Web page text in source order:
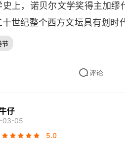
影响真正的局。就需要自己
这样的。
史上，诺贝尔文学奖得主加
世纪整个西方文坛具有划时
节
评论
仔
03-05
5.0